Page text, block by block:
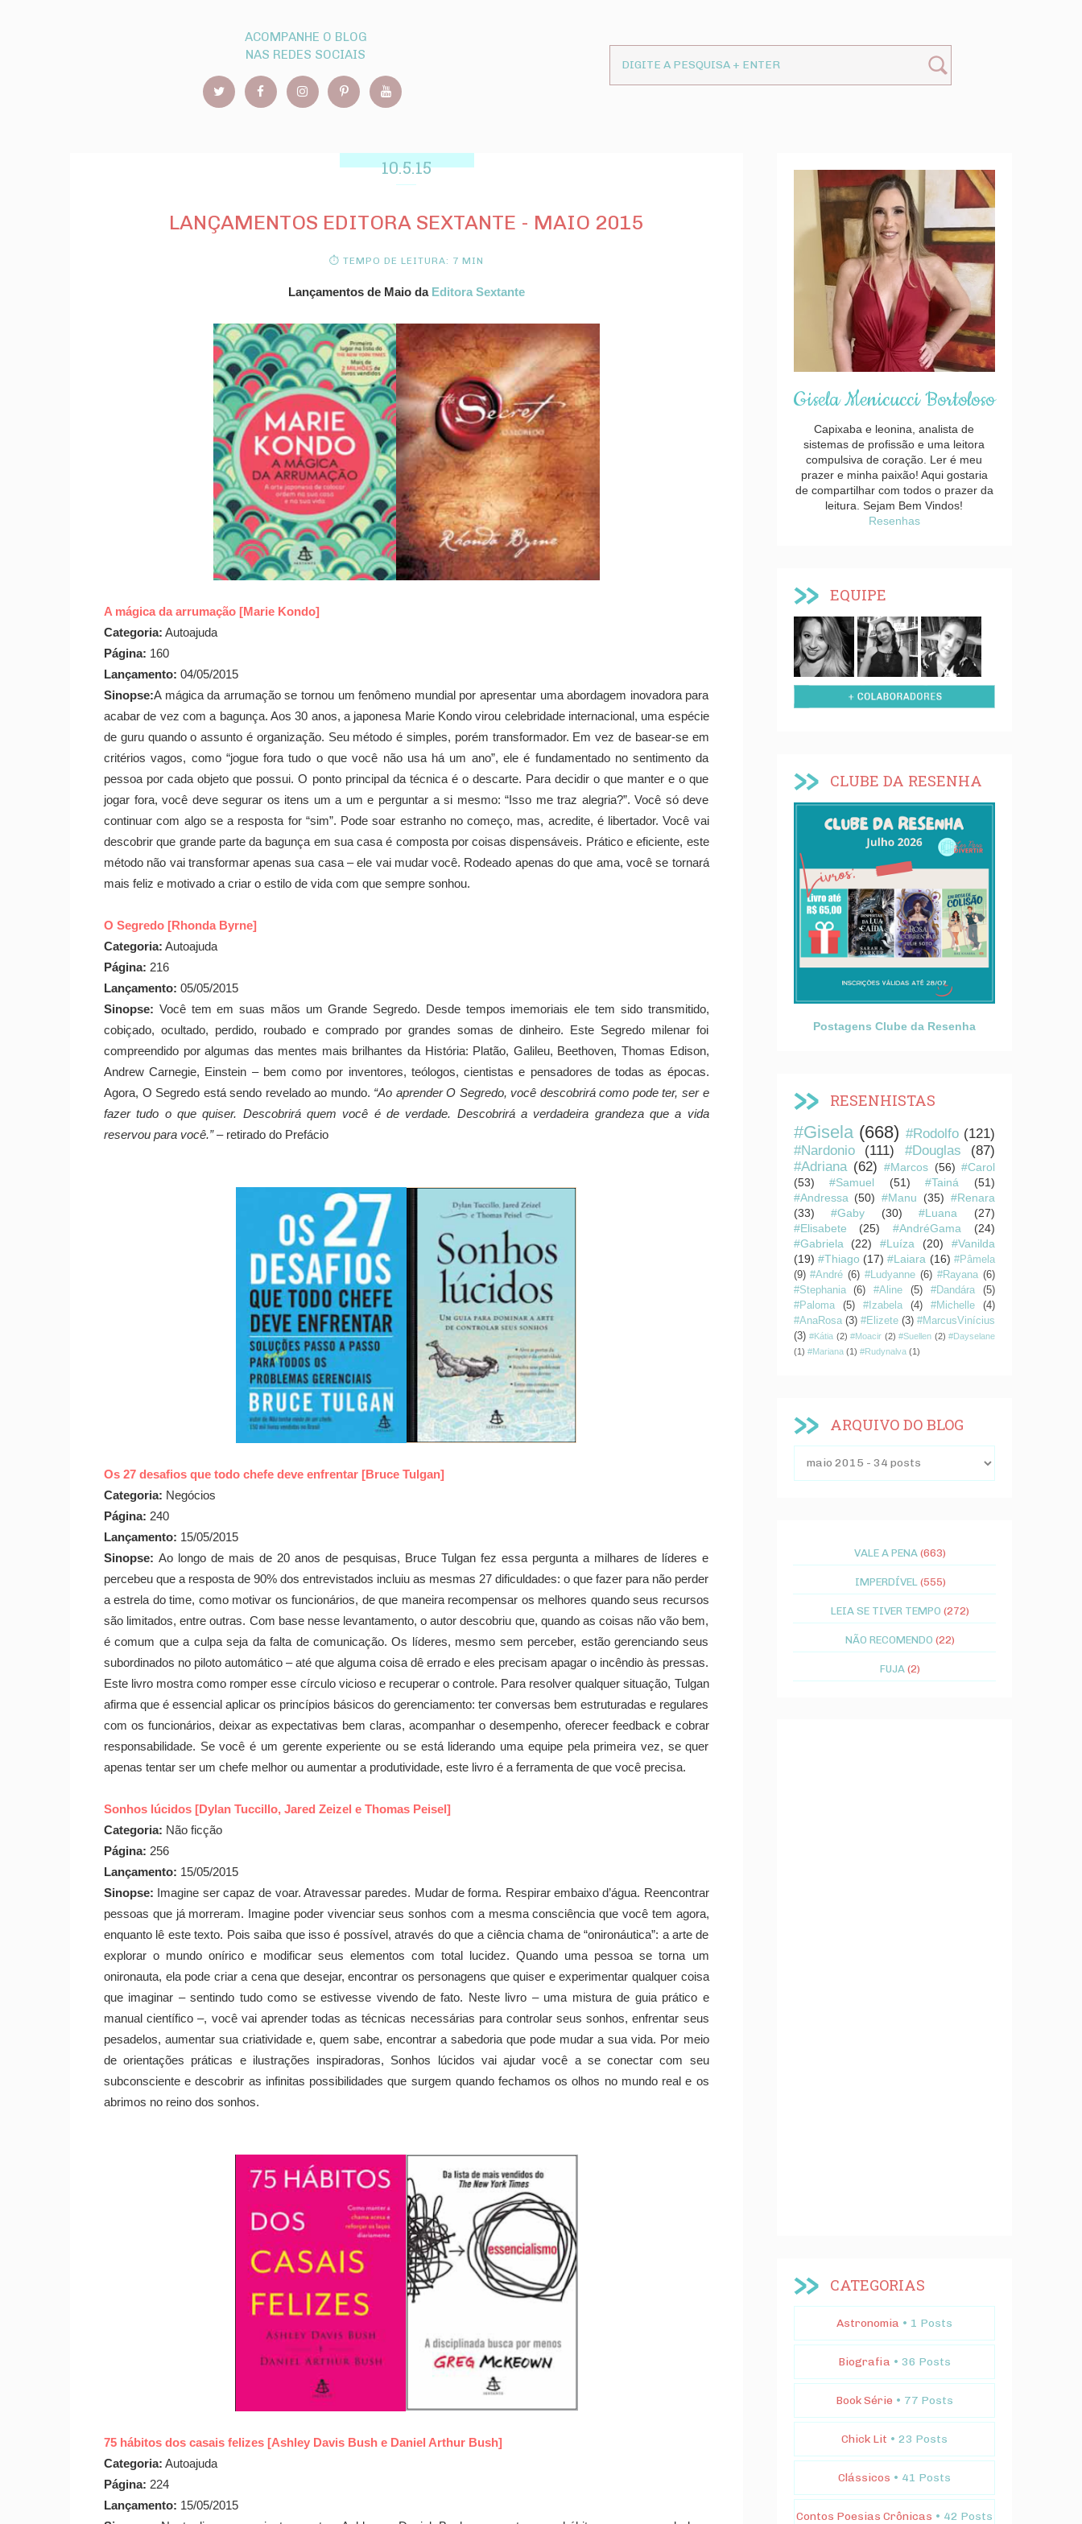
ACOMPANHE O BLOG
NAS REDES SOCIAIS
10.5.15
LANÇAMENTOS EDITORA SEXTANTE - MAIO 2015
⏱ TEMPO DE LEITURA: 7 MIN
Lançamentos de Maio da Editora Sextante
A mágica da arrumação [Marie Kondo]
Categoria: Autoajuda
Página: 160
Lançamento: 04/05/2015
Sinopse:A mágica da arrumação se tornou um fenômeno mundial por apresentar uma abordagem inovadora para
acabar de vez com a bagunça. Aos 30 anos, a japonesa Marie Kondo virou celebridade internacional, uma espécie
de guru quando o assunto é organização. Seu método é simples, porém transformador. Em vez de basear-se em
critérios vagos, como “jogue fora tudo o que você não usa há um ano”, ele é fundamentado no sentimento da
pessoa por cada objeto que possui. O ponto principal da técnica é o descarte. Para decidir o que manter e o que
jogar fora, você deve segurar os itens um a um e perguntar a si mesmo: “Isso me traz alegria?”. Você só deve
continuar com algo se a resposta for “sim”. Pode soar estranho no começo, mas, acredite, é libertador. Você vai
descobrir que grande parte da bagunça em sua casa é composta por coisas dispensáveis. Prático e eficiente, este
método não vai transformar apenas sua casa – ele vai mudar você. Rodeado apenas do que ama, você se tornará
mais feliz e motivado a criar o estilo de vida com que sempre sonhou.
O Segredo [Rhonda Byrne]
Categoria: Autoajuda
Página: 216
Lançamento: 05/05/2015
Sinopse: Você tem em suas mãos um Grande Segredo. Desde tempos imemoriais ele tem sido transmitido,
cobiçado, ocultado, perdido, roubado e comprado por grandes somas de dinheiro. Este Segredo milenar foi
compreendido por algumas das mentes mais brilhantes da História: Platão, Galileu, Beethoven, Thomas Edison,
Andrew Carnegie, Einstein – bem como por inventores, teólogos, cientistas e pensadores de todas as épocas.
Agora, O Segredo está sendo revelado ao mundo. “Ao aprender O Segredo, você descobrirá como pode ter, ser e
fazer tudo o que quiser. Descobrirá quem você é de verdade. Descobrirá a verdadeira grandeza que a vida
reservou para você.”– retirado do Prefácio
Os 27 desafios que todo chefe deve enfrentar [Bruce Tulgan]
Categoria: Negócios
Página: 240
Lançamento: 15/05/2015
Sinopse: Ao longo de mais de 20 anos de pesquisas, Bruce Tulgan fez essa pergunta a milhares de líderes e
percebeu que a resposta de 90% dos entrevistados incluiu as mesmas 27 dificuldades: o que fazer para não perder
a estrela do time, como motivar os funcionários, de que maneira recompensar os melhores quando seus recursos
são limitados, entre outras. Com base nesse levantamento, o autor descobriu que, quando as coisas não vão bem,
é comum que a culpa seja da falta de comunicação. Os líderes, mesmo sem perceber, estão gerenciando seus
subordinados no piloto automático – até que alguma coisa dê errado e eles precisam apagar o incêndio às pressas.
Este livro mostra como romper esse círculo vicioso e recuperar o controle. Para resolver qualquer situação, Tulgan
afirma que é essencial aplicar os princípios básicos do gerenciamento: ter conversas bem estruturadas e regulares
com os funcionários, deixar as expectativas bem claras, acompanhar o desempenho, oferecer feedback e cobrar
responsabilidade. Se você é um gerente experiente ou se está liderando uma equipe pela primeira vez, se quer
apenas tentar ser um chefe melhor ou aumentar a produtividade, este livro é a ferramenta de que você precisa.
Sonhos lúcidos [Dylan Tuccillo, Jared Zeizel e Thomas Peisel]
Categoria: Não ficção
Página: 256
Lançamento: 15/05/2015
Sinopse: Imagine ser capaz de voar. Atravessar paredes. Mudar de forma. Respirar embaixo d’água. Reencontrar
pessoas que já morreram. Imagine poder vivenciar seus sonhos com a mesma consciência que você tem agora,
enquanto lê este texto. Pois saiba que isso é possível, através do que a ciência chama de “onironáutica”: a arte de
explorar o mundo onírico e modificar seus elementos com total lucidez. Quando uma pessoa se torna um
onironauta, ela pode criar a cena que desejar, encontrar os personagens que quiser e experimentar qualquer coisa
que imaginar – sentindo tudo como se estivesse vivendo de fato. Neste livro – uma mistura de guia prático e
manual científico –, você vai aprender todas as técnicas necessárias para controlar seus sonhos, enfrentar seus
pesadelos, aumentar sua criatividade e, quem sabe, encontrar a sabedoria que pode mudar a sua vida. Por meio
de orientações práticas e ilustrações inspiradoras, Sonhos lúcidos vai ajudar você a se conectar com seu
subconsciente e descobrir as infinitas possibilidades que surgem quando fechamos os olhos no mundo real e os
abrimos no reino dos sonhos.
75 hábitos dos casais felizes [Ashley Davis Bush e Daniel Arthur Bush]
Categoria: Autoajuda
Página: 224
Lançamento: 15/05/2015
Gisela Menicucci Bortoloso
Capixaba e leonina, analista de
sistemas de profissão e uma leitora
compulsiva de coração. Ler é meu
prazer e minha paixão! Aqui gostaria
de compartilhar com todos o prazer da
leitura. Sejam Bem Vindos!
Resenhas
EQUIPE
CLUBE DA RESENHA
Postagens Clube da Resenha
RESENHISTAS
#Gisela (668) #Rodolfo (121)
#Nardonio
(111) #Douglas
(87)
#Adriana (62) #Marcos (56) #Carol
(53)
#Samuel (51) #Tainá
(51)
#Andressa (50) #Manu (35) #Renara
(33)
#Gaby (30) #Luana
(27)
#Elisabete
(25) #AndréGama
(24)
#Gabriela
(22) #Luíza (20)
#Vanilda
(19) #Thiago (17) #Laiara (16) #Pâmela
(9) #André (6) #Ludyanne (6) #Rayana (6)
#Stephania
(6) #Aline (5) #Dandára
(5)
#Paloma
(5) #Izabela (4) #Michelle
(4)
#AnaRosa (3) #Elizete (3) #MarcusVinícius
(3) #Kátia (2) #Moacir (2) #Suellen (2) #Dayselane
(1) #Mariana (1) #Rudynalva (1)
ARQUIVO DO BLOG
VALE A PENA (663)
IMPERDÍVEL (555)
LEIA SE TIVER TEMPO (272)
NÃO RECOMENDO (22)
FUJA (2)
CATEGORIAS
Astronomia • 1 Posts
Biografia • 36 Posts
Book Série • 77 Posts
Chick Lit • 23 Posts
Clássicos • 41 Posts
Contos Poesias Crônicas • 42 Posts